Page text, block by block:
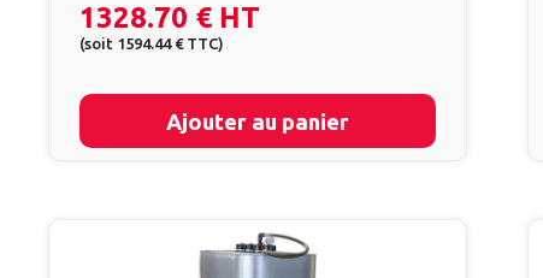
1328.70 € HT
(soit 1594.44 € TTC)
Ajouter au panier